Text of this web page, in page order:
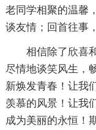
老同学相聚的温馨
谈友情；回首往事
相信除了欣喜
尽情地谈笑风生，
新焕发青春！让我
羡慕的风景！让我
成为美丽的永恒！